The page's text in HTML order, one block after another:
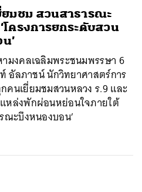
ยมชม สวนสาธารณะ
โครงการยกระดับสวน
’
มงคลเฉลิมพระชนมพรรษา 6
อัลภาชน์ นักวิทยาศาสตร์การ
นเยี่ยมชมสวนหลวง ร.9 และ
หล่งพักผ่อนหย่อนใจภายใต้
ณะบึงหนองบอน’